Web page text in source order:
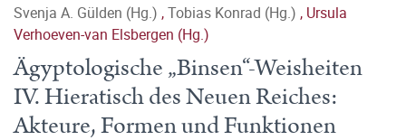
Svenja A. Gülden (Hg.) ,Tobias Konrad (Hg.) , Ursula
Verhoeven-van Elsbergen (Hg.)
Ägyptologische „Binsen“-Weisheiten
IV. Hieratisch des Neuen Reiches:
Akteure, Formen und Funktionen